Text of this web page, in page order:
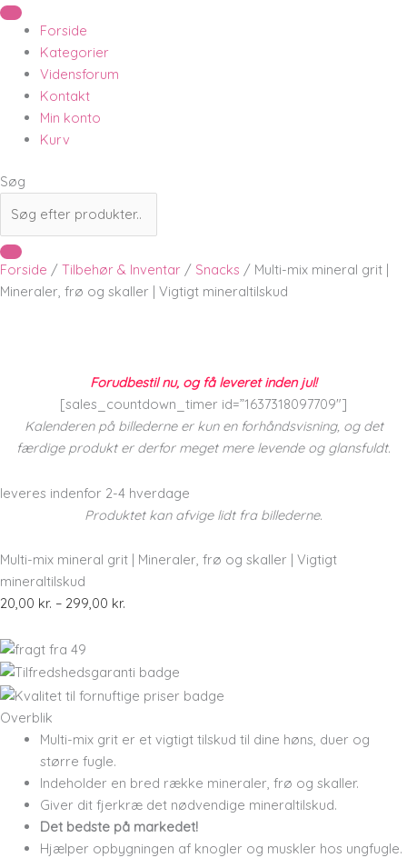
Forside
Kategorier
Vidensforum
Kontakt
Min konto
Kurv
Søg
Forside / Tilbehør & Inventar / Snacks / Multi-mix mineral grit |
Mineraler, frø og skaller | Vigtigt mineraltilskud
Forudbestil nu, og få leveret inden jul!
[sales_countdown_timer id=”1637318097709″]
Kalenderen på billederne er kun en forhåndsvisning, og det
færdige produkt er derfor meget mere levende og glansfuldt.
leveres indenfor 2-4 hverdage
Produktet kan afvige lidt fra billederne.
Multi-mix mineral grit | Mineraler, frø og skaller | Vigtigt
mineraltilskud
20,00 kr. – 299,00 kr.
Overblik
Multi-mix grit er et vigtigt tilskud til dine høns, duer og
større fugle.
Indeholder en bred række mineraler, frø og skaller.
Giver dit fjerkræ det nødvendige mineraltilskud.
Det bedste på markedet!
Hjælper opbygningen af knogler og muskler hos ungfugle.